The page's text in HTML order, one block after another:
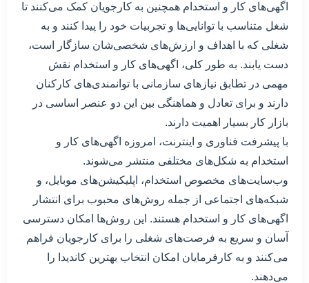
اگهی‌های کار و استخدام همچنین به کارجویان کمک می‌کنند تا
شغل متناسب با توانایی‌ها و تجربیات خود را پیدا کنند و به
شغلی که با اهداف و ارزش‌های شخصی‌شان سازگار است،
دست یابند. به طور کلی، اگهی‌های کار و استخدام نقش
مهمی در تطابق نیازهای سازمانی با توانمندی‌های کارکنان
دارند و برای تعادل و هماهنگی بین این دو عنصر اساسی در
بازار کار بسیار اهمیت دارند.
با پیشرفت فناوری و اینترنت، امروزه اگهی‌های کار و
استخدام به شکل‌های مختلفی منتشر می‌شوند.
وب‌سایت‌های مخصوص استخدام، اپلیکیشن‌های موبایل، و
شبکه‌های اجتماعی از جمله روش‌های محبوب برای انتشار
اگهی‌های کار و استخدام هستند. این روش‌ها امکان دسترسی
آسان و سریع به فرصت‌های شغلی را برای کارجویان فراهم
می‌کنند و به کارفرمایان امکان انتخاب بهترین کاندیدا را
می‌دهند.